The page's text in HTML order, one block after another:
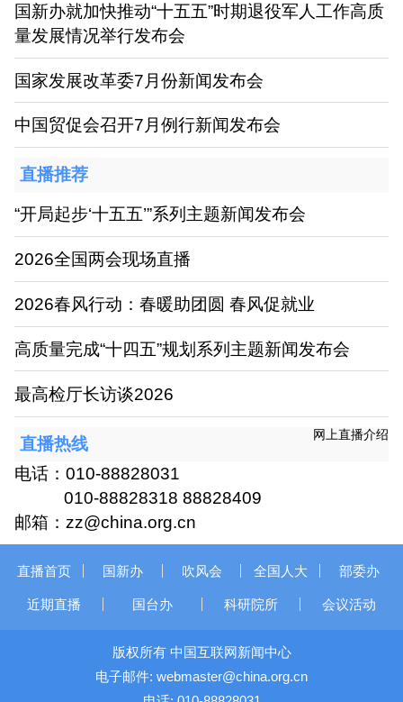
国新办就加快推动“十五五”时期退役军人工作高质
量发展情况举行发布会
国家发展改革委7月份新闻发布会
中国贸促会召开7月例行新闻发布会
直播推荐
“开局起步‘十五五’”系列主题新闻发布会
2026全国两会现场直播
2026春风行动：春暖助团圆 春风促就业
高质量完成“十四五”规划系列主题新闻发布会
最高检厅长访谈2026
网上直播介绍
直播热线
电话：010-88828031
010-88828318 88828409
邮箱：zz@china.org.cn
直播首页 国新办 吹风会 全国人大 部委办
近期直播 国台办 科研院所 会议活动
版权所有 中国互联网新闻中心
电子邮件: webmaster@china.org.cn